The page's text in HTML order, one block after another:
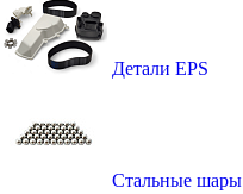
Детали EPS
Стальные шары